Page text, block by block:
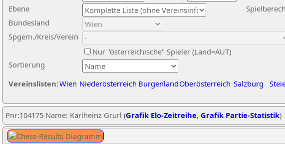
Ebene
Sortierung
Bundesland
Spgem./Kreis/Verein
Nur "österreichische" Spieler (Land=AUT)
Vereinslisten:Wien Niederösterreich BurgenlandOberösterreich Salzburg
Pnr:104175 Name: Karlheinz Grurl (Grafik Elo-Zeitreihe, Grafik Partie-Statistik)